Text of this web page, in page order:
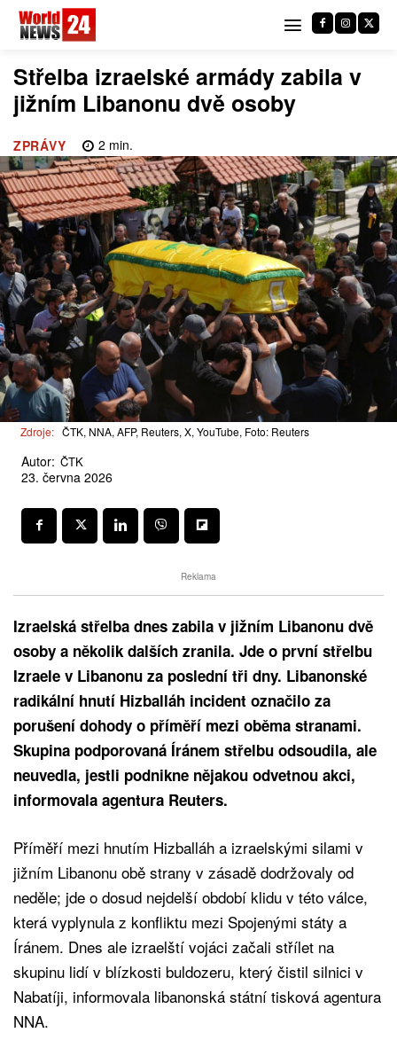
Střelba izraelské armády zabila v
jižním Libanonu dvě osoby
ZPRÁVY 2 min.
Zdroje: ČTK, NNA, AFP, Reuters, X, YouTube, Foto: Reuters
Autor: ČTK
23. června 2026
Reklama
Izraelská střelba dnes zabila v jižním Libanonu dvě
osoby a několik dalších zranila. Jde o první střelbu
Izraele v Libanonu za poslední tři dny. Libanonské
radikální hnutí Hizballáh incident označilo za
porušení dohody o příměří mezi oběma stranami.
Skupina podporovaná Íránem střelbu odsoudila, ale
neuvedla, jestli podnikne nějakou odvetnou akci,
informovala agentura Reuters.
Příměří mezi hnutím Hizballáh a izraelskými silami v
jižním Libanonu obě strany v zásadě dodržovaly od
neděle; jde o dosud nejdelší období klidu v této válce,
která vyplynula z konfliktu mezi Spojenými státy a
Íránem. Dnes ale izraelští vojáci začali střílet na
skupinu lidí v blízkosti buldozeru, který čistil silnici v
Nabatíji, informovala libanonská státní tisková agentura
NNA.